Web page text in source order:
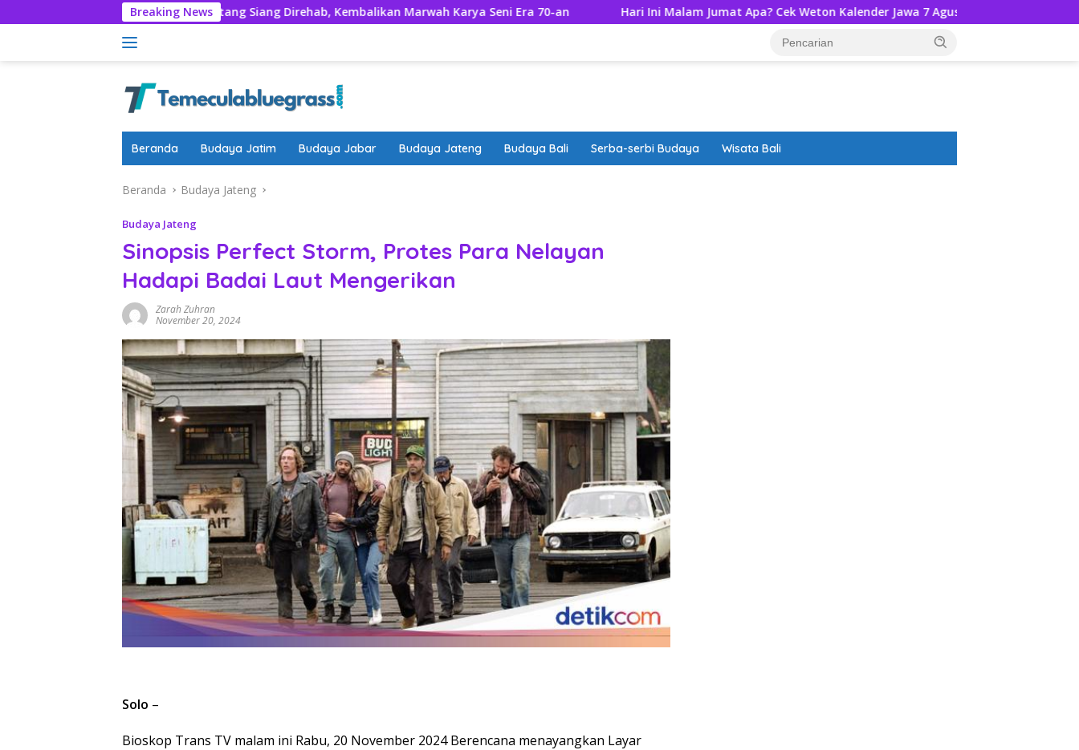
ke
Breaking News
Rumentang Siang Direhab, Kembalikan Marwah Karya Seni Era 70-an Hari Ini Malam Jumat Apa? Cek Weton Kalender Jawa 7 Agustus 2026-Ramalannya!
Beranda Budaya Jatim Budaya Jabar Budaya Jateng Budaya Bali Serba-serbi Budaya Wisata Bali
Beranda Budaya Jateng
Budaya Jateng
Sinopsis Perfect Storm, Protes Para Nelayan
Hadapi Badai Laut Mengerikan
Zarah Zuhran
November 20, 2024
Solo –
Bioskop Trans TV malam ini Rabu, 20 November 2024 Berencana menayangkan Layar